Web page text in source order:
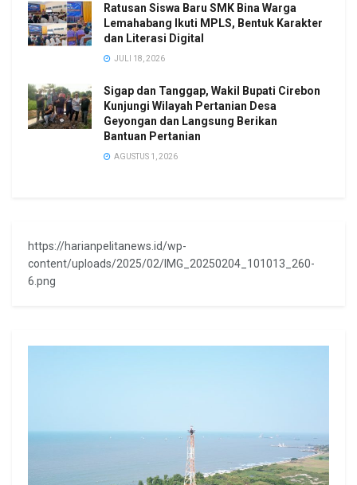
Ratusan Siswa Baru SMK Bina Warga
Lemahabang Ikuti MPLS, Bentuk Karakter
dan Literasi Digital
JULI 18, 2026
Sigap dan Tanggap, Wakil Bupati Cirebon
Kunjungi Wilayah Pertanian Desa
Geyongan dan Langsung Berikan
Bantuan Pertanian
AGUSTUS 1, 2026
https://harianpelitanews.id/wp-
content/uploads/2025/02/IMG_20250204_101013_260-
6.png